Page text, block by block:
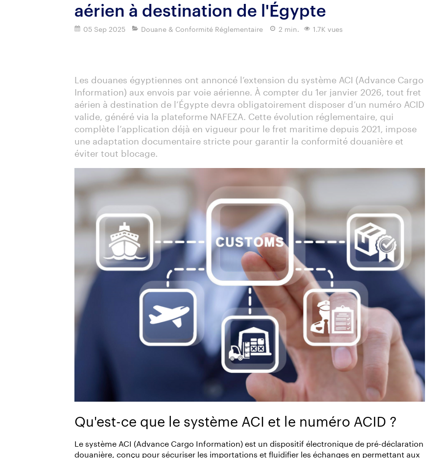
aérien à destination de l'Égypte
05 Sep 2025 Douane & Conformité Réglementaire 2 min. 1.7K vues
Les douanes égyptiennes ont annoncé l’extension du système ACI (Advance Cargo
Information) aux envois par voie aérienne. À compter du 1er janvier 2026, tout fret
aérien à destination de l’Égypte devra obligatoirement disposer d’un numéro ACID
valide, généré via la plateforme NAFEZA. Cette évolution réglementaire, qui
complète l’application déjà en vigueur pour le fret maritime depuis 2021, impose
une adaptation documentaire stricte pour garantir la conformité douanière et
éviter tout blocage.
Qu'est-ce que le système ACI et le numéro ACID ?
Le système ACI (Advance Cargo Information) est un dispositif électronique de pré-déclaration
douanière, conçu pour sécuriser les importations et fluidifier les échanges en permettant aux